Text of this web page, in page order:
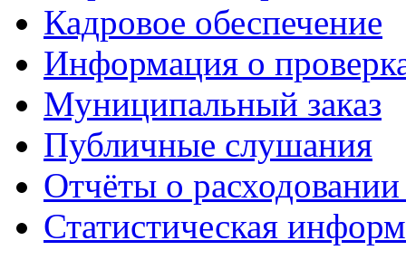
Кадровое обеспечение
Информация о
Муниципальный заказ
Публичные слушания
Отчёты о
Статистическая